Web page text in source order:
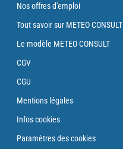
Nos offres d'emploi
Tout savoir sur METEO CONSULT
Le modèle METEO CONSULT
CGV
CGU
Mentions légales
Infos cookies
Paramètres des cookies